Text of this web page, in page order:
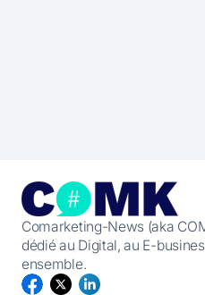
Comarketing-News (aka
dédié au Digital, au E-
ensemble.